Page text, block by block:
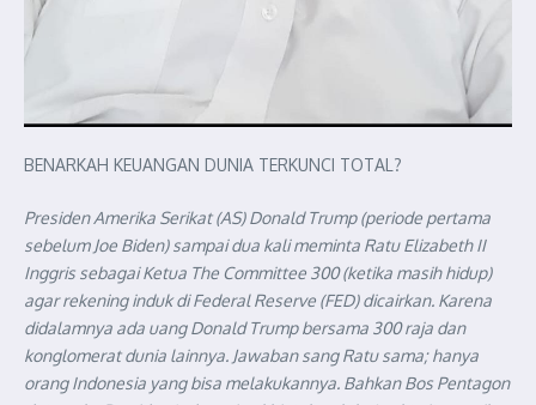
BENARKAH KEUANGAN DUNIA TERKUNCI TOTAL?
Presiden Amerika Serikat (AS) Donald Trump (periode pertama
sebelum Joe Biden) sampai dua kali meminta Ratu Elizabeth II
Inggris sebagai Ketua The Committee 300 (ketika masih hidup)
agar rekening induk di Federal Reserve (FED) dicairkan. Karena
didalamnya ada uang Donald Trump bersama 300 raja dan
konglomerat dunia lainnya. Jawaban sang Ratu sama; hanya
orang Indonesia yang bisa melakukannya. Bahkan Bos Pentagon